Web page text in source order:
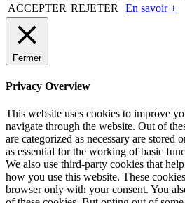
ACCEPTER REJETER En savoir +
Fermer
Privacy Overview
This website uses cookies to improve
navigate through the website. Out of
are categorized as necessary are stored
as essential for the working of basic
We also use third-party cookies that
how you use this website. These
browser only with your consent. You